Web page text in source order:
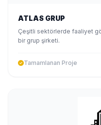
ATLAS GRUP
Çeşitli sektörlerde faaliyet
bir grup şirketi.
Tamamlanan Proje